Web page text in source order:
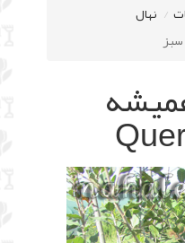
نهال